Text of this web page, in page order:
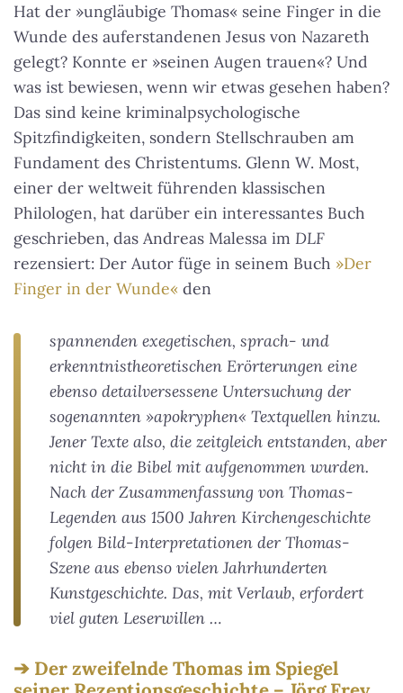
Hat der »ungläubige Thomas« seine Finger in die
Wunde des auferstandenen Jesus von Nazareth
gelegt? Konnte er »seinen Augen trauen«? Und
was ist bewiesen, wenn wir etwas gesehen haben?
Das sind keine kriminalpsychologische
Spitzfindigkeiten, sondern Stellschrauben am
Fundament des Christentums. Glenn W. Most,
einer der weltweit führenden klassischen
Philologen, hat darüber ein interessantes Buch
geschrieben, das Andreas Malessa im DLF
rezensiert: Der Autor füge in seinem Buch »Der
Finger in der Wunde« den
spannenden exegetischen, sprach- und
erkenntnistheoretischen Erörterungen eine
ebenso detailversessene Untersuchung der
sogenannten »apokryphen« Textquellen hinzu.
Jener Texte also, die zeitgleich entstanden, aber
nicht in die Bibel mit aufgenommen wurden.
Nach der Zusammenfassung von Thomas-
Legenden aus 1500 Jahren Kirchengeschichte
folgen Bild-Interpretationen der Thomas-
Szene aus ebenso vielen Jahrhunderten
Kunstgeschichte. Das, mit Verlaub, erfordert
viel guten Leserwillen …
Der zweifelnde Thomas im Spiegel